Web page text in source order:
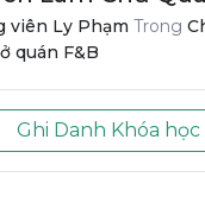
viên Ly Phạm Trong
quán F&B
Ghi Danh Khóa học